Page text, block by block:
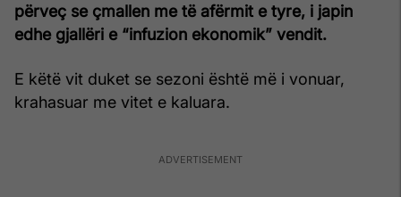
përveç se çmallen me të afërmit e tyre, i japin
edhe gjallëri e “infuzion ekonomik” vendit.
E këtë vit duket se sezoni është më i vonuar,
krahasuar me vitet e kaluara.